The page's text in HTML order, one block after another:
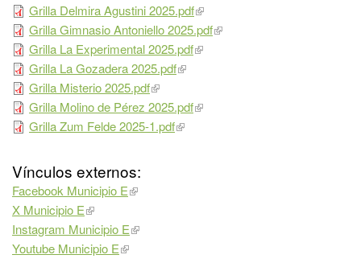
Grilla Delmira Agustini 2025.pdf
Grilla Gimnasio Antoniello 2025.pdf
Grilla La Experimental 2025.pdf
Grilla La Gozadera 2025.pdf
Grilla Misterio 2025.pdf
Grilla Molino de Pérez 2025.pdf
Grilla Zum Felde 2025-1.pdf
Vínculos externos:
Facebook Municipio E
X Municipio E
Instagram Municipio E
Youtube Municipio E